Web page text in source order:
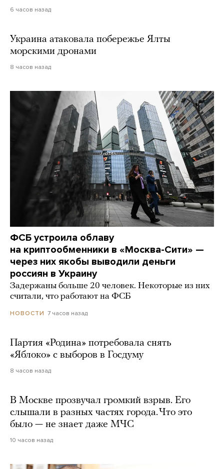
6 часов назад
Украина атаковала побережье Ялты
морскими дронами
8 часов назад
ФСБ устроила облаву
на криптообменники в «Москва-Сити» —
через них якобы выводили деньги
россиян в Украину
Задержаны больше 20 человек. Некоторые из них
считали, что работают на ФСБ
НОВОСТИ 7 часов назад
Партия «Родина» потребовала снять
«Яблоко» с выборов в Госдуму
8 часов назад
В Москве прозвучал громкий взрыв. Его
слышали в разных частях города. Что это
было — не знает даже МЧС
10 часов назад